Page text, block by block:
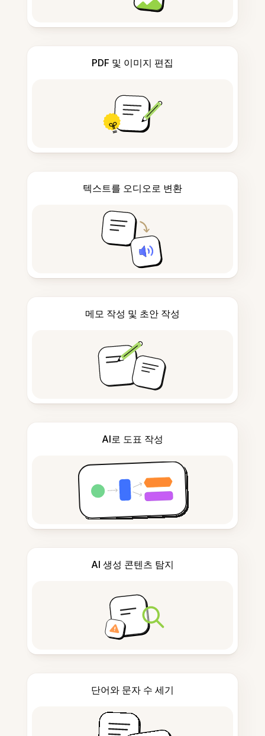
PDF 및 이미지 편집
텍스트를 오디오로 변환
메모 작성 및 초안 작성
AI로 도표 작성
AI 생성 콘텐츠 탐지
단어와 문자 수 세기